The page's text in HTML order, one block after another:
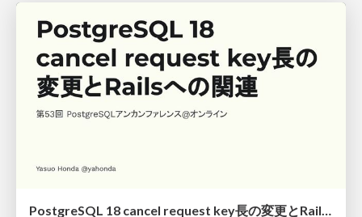
PostgreSQL 18 cancel request key長の変更とRailsへの関連